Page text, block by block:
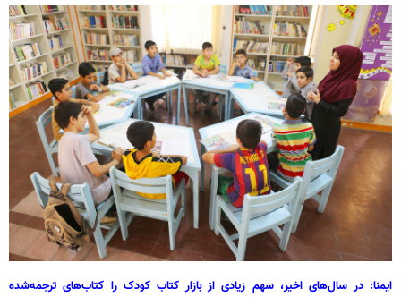
ایمنا: در سال‌های اخیر، سهم زیادی از بازار کتاب کودک را کتاب‌های ترجمه‌شده